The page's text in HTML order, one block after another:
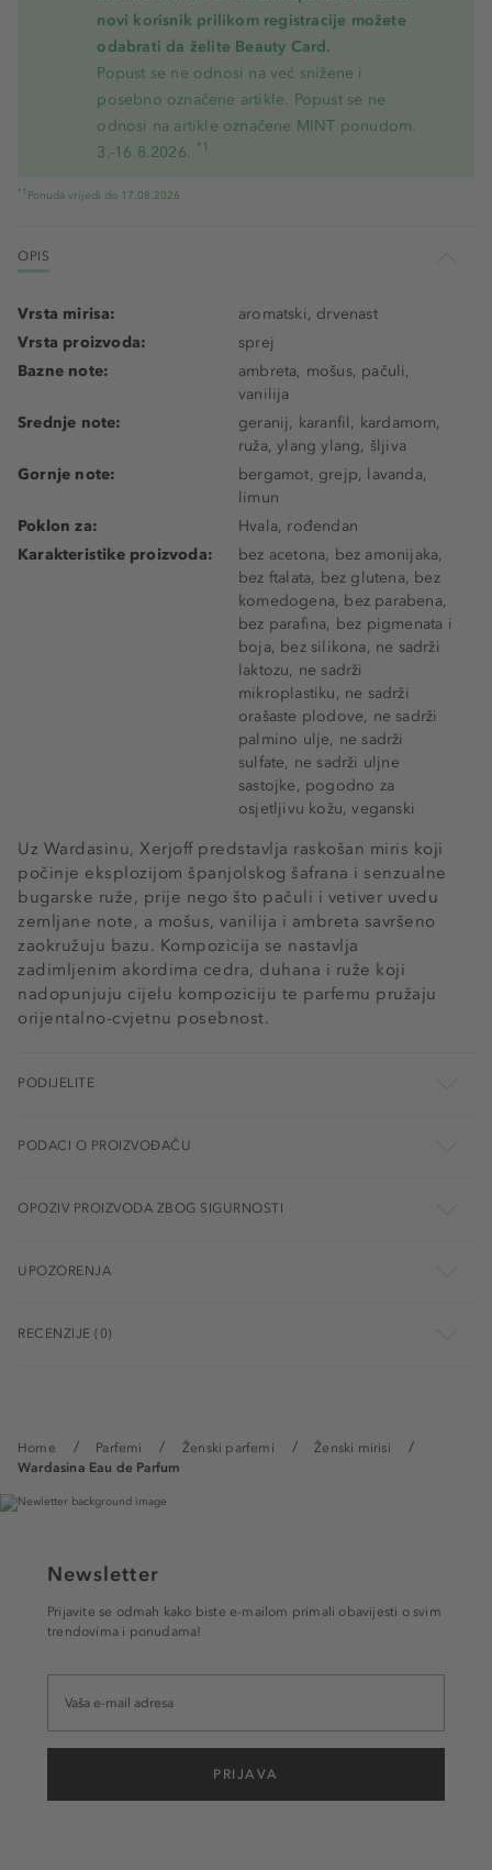
Home Parfemi Ženski parfemi
Ženski mirisi
Wardasina Eau de Parfum
novi korisnik prilikom registracije možete
odabrati da želite Beauty Card.
Popust se ne odnosi na već snižene i
posebno označene artikle. Popust se ne
odnosi na artikle označene MINT ponudom.
3.-16.8.2026. *1
*1 Ponuda vrijedi do 17.08.2026
OPIS
Uz Wardasinu, Xerjoff predstavlja raskošan miris koji
počinje eksplozijom španjolskog šafrana i senzualne
bugarske ruže, prije nego što pačuli i vetiver uvedu
zemljane note, a mošus, vanilija i ambreta savršeno
zaokružuju bazu. Kompozicija se nastavlja
zadimljenim akordima cedra, duhana i ruže koji
nadopunjuju cijelu kompoziciju te parfemu pružaju
orijentalno-cvjetnu posebnost.
Vrsta mirisa:
aromatski, drvenast
Vrsta proizvoda:
sprej
Bazne note:
ambreta, mošus, pačuli,
vanilija
Srednje note:
geranij, karanfil, kardamom,
ruža, ylang ylang, šljiva
Gornje note:
bergamot, grejp, lavanda,
limun
Poklon za:
Hvala, rođendan
Karakteristike proizvoda:
bez acetona, bez amonijaka,
bez ftalata, bez glutena, bez
komedogena, bez parabena,
bez parafina, bez pigmenata i
boja, bez silikona, ne sadrži
laktozu, ne sadrži
mikroplastiku, ne sadrži
orašaste plodove, ne sadrži
palmino ulje, ne sadrži
sulfate, ne sadrži uljne
sastojke, pogodno za
osjetljivu kožu, veganski
PODIJELITE
PODACI O PROIZVOĐAČU
OPOZIV PROIZVODA ZBOG SIGURNOSTI
UPOZORENJA
RECENZIJE (0)
Newsletter
Prijavite se odmah kako biste e-mailom primali obavijesti o svim
trendovima i ponudama!
PRIJAVA